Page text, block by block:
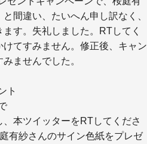
間違い、たいへん申し訳なく、
す。失礼しました。RTしてく
てすみません。修正後、キャン
ませんでした。
ト
本ツイッターをRTしてくださ
有紗さんのサイン色紙をプレゼ